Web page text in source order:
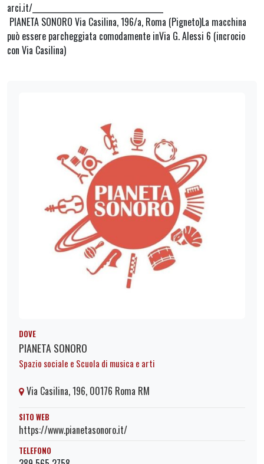
arci.it/_____________________________________
PIANETA SONORO Via Casilina, 196/a, Roma (Pigneto)La macchina
può essere parcheggiata comodamente inVia G. Alessi 6 (incrocio
con Via Casilina)
DOVE
PIANETA SONORO
Spazio sociale e Scuola di musica e arti
Via Casilina, 196, 00176 Roma RM
SITO WEB
https://www.pianetasonoro.it/
TELEFONO